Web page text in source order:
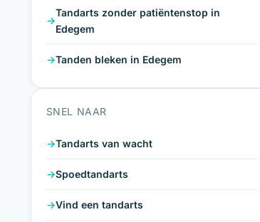
Tandarts zonder patiëntenstop in
Edegem
Tanden bleken in Edegem
SNEL NAAR
Tandarts van wacht
Spoedtandarts
Vind een tandarts